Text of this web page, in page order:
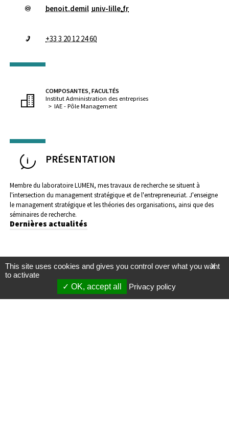
benoit.demil univ-lille.fr
+33 3 20 12 24 60
COMPOSANTES, FACULTÉS
Institut Administration des entreprises
IAE - Pôle Management
PRÉSENTATION
Membre du laboratoire LUMEN, mes travaux de recherche se situent à
l'intersection du management stratégique et de l'entrepreneuriat. J'enseigne
le management stratégique et les théories des organisations, ainsi que des
séminaires de recherche.
Dernières actualités
X
This site uses cookies and gives you control over what you want
to activate
OK, accept all
Privacy policy